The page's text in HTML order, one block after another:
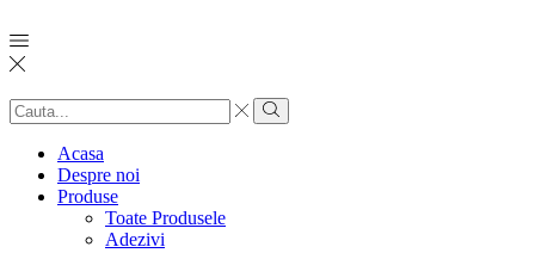
Search
input
Search
Acasa
Despre noi
Produse
Toate Produsele
Adezivi